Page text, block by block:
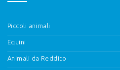
Piccoli animali
Equini
Animali da Reddito